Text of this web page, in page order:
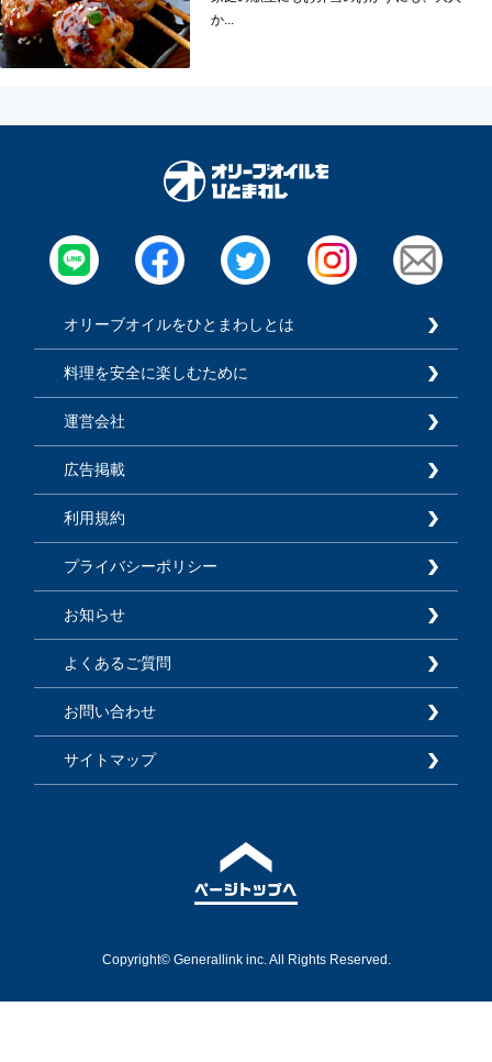
か...
オリーブオイルをひとまわしとは
料理を安全に楽しむために
運営会社
広告掲載
利用規約
プライバシーポリシー
お知らせ
よくあるご質問
お問い合わせ
サイトマップ
Copyright© Generallink inc. All Rights Reserved.